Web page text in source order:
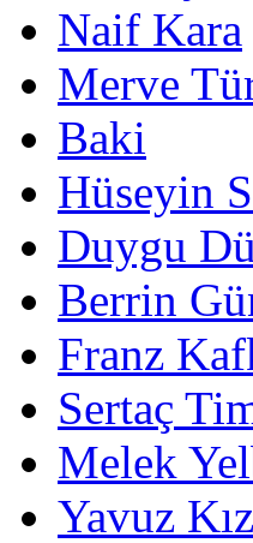
Naif Kara
Merve
Baki
Hüseyin
Duygu
Berrin
Franz
Sertaç
Melek
Yavuz